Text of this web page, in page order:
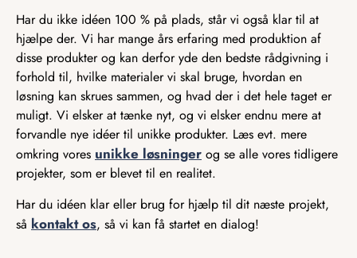
Har du ikke idéen 100 % på plads, står vi også klar til at
hjælpe der. Vi har mange års erfaring med produktion af
disse produkter og kan derfor yde den bedste rådgivning i
forhold til, hvilke materialer vi skal bruge, hvordan en
løsning kan skrues sammen, og hvad der i det hele taget er
muligt. Vi elsker at tænke nyt, og vi elsker endnu mere at
forvandle nye idéer til unikke produkter. Læs evt. mere
omkring vores unikke løsninger og se alle vores tidligere
projekter, som er blevet til en realitet.
Har du idéen klar eller brug for hjælp til dit næste projekt,
så kontakt os, så vi kan få startet en dialog!